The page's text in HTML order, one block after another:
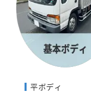
平ボディ